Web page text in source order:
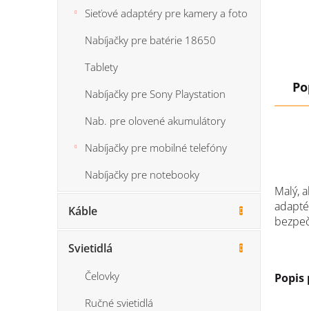
Sieťové adaptéry pre kamery a foto
Nabíjačky pre batérie 18650
Tablety
Nabíjačky pre Sony Playstation
Nab. pre olovené akumulátory
Nabíjačky pre mobilné telefóny
Nabíjačky pre notebooky
Káble
Svietidlá
Čelovky
Ručné svietidlá
Malý,